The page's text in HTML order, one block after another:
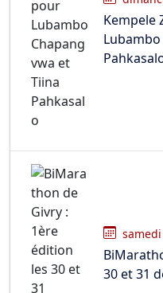
Kempele
30 et 31